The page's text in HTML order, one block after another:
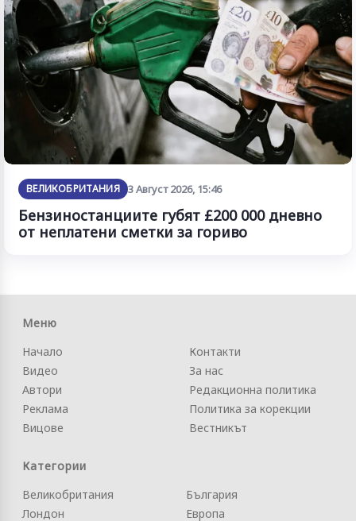
ВЕЛИКОБРИТАНИЯ 3 Август 2026, 15:46
Бензиностанциите губят £200 000 дневно
от неплатени сметки за гориво
Меню
Начало
Видео
Автори
Реклама
Вицове
Контакти
За нас
Редакционна политика
Политика за корекции
Вестникът
Категории
Великобритания
Лондон
България
Европа